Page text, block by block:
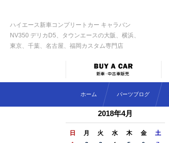
ハイエース新車コンプリートカー キャラバン
NV350 デリカD5、タウンエースの大阪、横浜、
東京、千葉、名古屋、福岡カスタム専門店
ホーム パーツブログ
2018年4月
日 月 火 水 木 金 土